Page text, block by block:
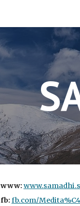
www:
fb:fb.com/